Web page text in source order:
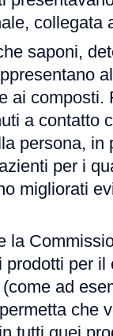
collegata
saponi,
ai composti.
a contatto
persona, in
per i
migliorati
la
per il
ad
che